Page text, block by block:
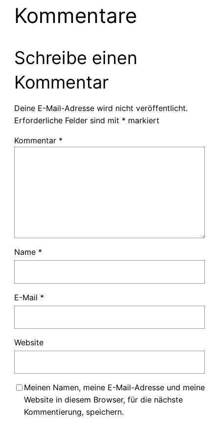
Kommentare
Schreibe einen
Kommentar
Deine E-Mail-Adresse wird nicht veröffentlicht.
Erforderliche Felder sind mit * markiert
Kommentar *
Name *
E-Mail *
Website
Meinen Namen, meine E-Mail-Adresse und meine
Website in diesem Browser, für die nächste
Kommentierung, speichern.